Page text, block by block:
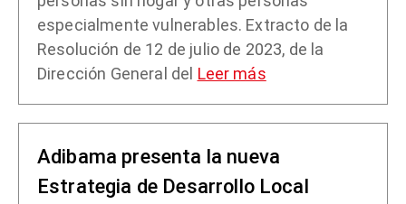
especialmente vulnerables. Extracto de la
Resolución de 12 de julio de 2023, de la
Dirección General del Leer más
Adibama presenta la nueva
Estrategia de Desarrollo Local